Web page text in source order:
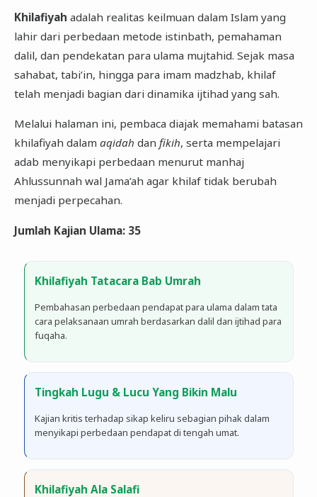
Khilafiyah adalah realitas keilmuan dalam Islam yang
lahir dari perbedaan metode istinbath, pemahaman
dalil, dan pendekatan para ulama mujtahid. Sejak masa
sahabat, tabi’in, hingga para imam madzhab, khilaf
telah menjadi bagian dari dinamika ijtihad yang sah.
Melalui halaman ini, pembaca diajak memahami batasan
khilafiyah dalam aqidah dan fikih, serta mempelajari
adab menyikapi perbedaan menurut manhaj
Ahlussunnah wal Jama’ah agar khilaf tidak berubah
menjadi perpecahan.
Jumlah Kajian Ulama: 35
Khilafiyah Tatacara Bab Umrah
Pembahasan perbedaan pendapat para ulama dalam tata
cara pelaksanaan umrah berdasarkan dalil dan ijtihad para
fuqaha.
Tingkah Lugu & Lucu Yang Bikin Malu
Kajian kritis terhadap sikap keliru sebagian pihak dalam
menyikapi perbedaan pendapat di tengah umat.
Khilafiyah Ala Salafi